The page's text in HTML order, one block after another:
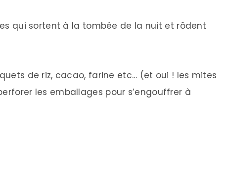
qui sortent à la tombée de la nuit et rôdent
de riz, cacao, farine etc… (et oui ! les mites
les emballages pour s’engouffrer à